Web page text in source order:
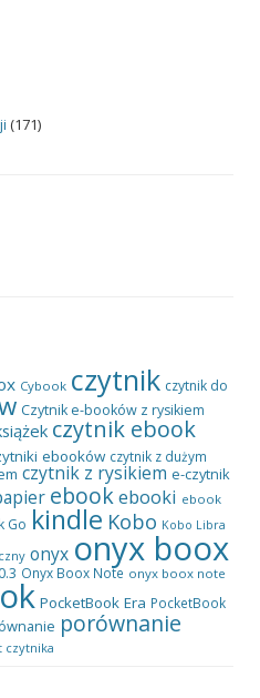
(171)
Cybook czytnik czytnik do
Czytnik e-booków z rysikiem
czytnik ebook
ebooków czytnik z dużym
czytnik z rysikiem e-czytnik
ebookebooki ebook
Go kindle Kobo Kobo Libra
onyx onyx boox
Onyx Boox Note onyx boox note
PocketBook Era PocketBook
porównanie
czytnika